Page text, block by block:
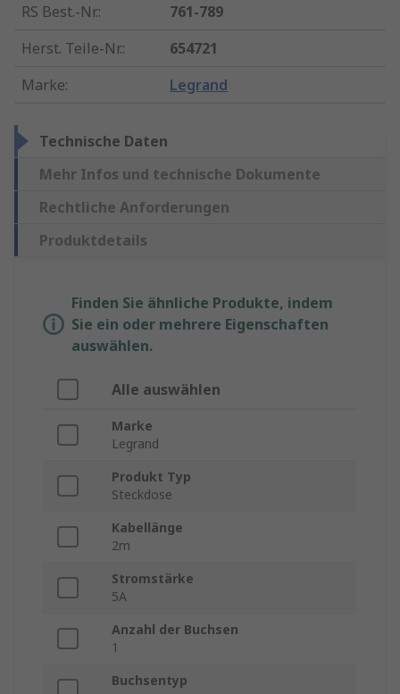
RS Best.-Nr.:
761-789
Herst. Teile-Nr.:
654721
Marke: Legrand
Technische Daten
Mehr Infos und technische Dokumente
Rechtliche Anforderungen
Produktdetails
Finden Sie ähnliche Produkte, indem
Sie ein oder mehrere Eigenschaften
auswählen.
Alle auswählen
Marke
Legrand
Produkt Typ
Steckdose
Kabellänge
2m
Stromstärke
5A
Anzahl der Buchsen
1
Buchsentyp